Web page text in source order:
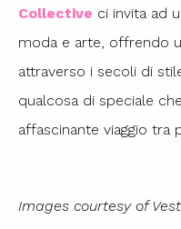
Collective ci invita ad
moda e arte, offrendo
attraverso i secoli di
qualcosa di speciale
affascinante viaggio tra
Images courtesy of